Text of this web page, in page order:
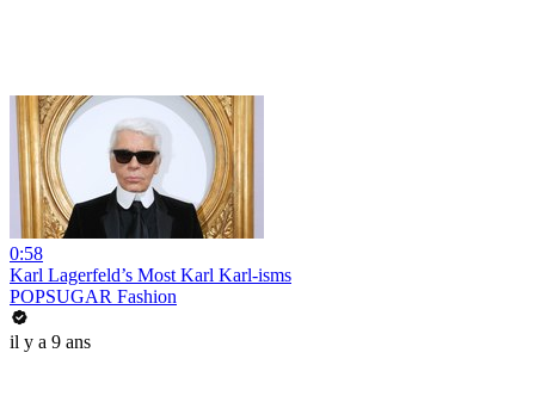
0:58
Karl Lagerfeld’s Most Karl Karl-isms
POPSUGAR Fashion
il y a 9 ans